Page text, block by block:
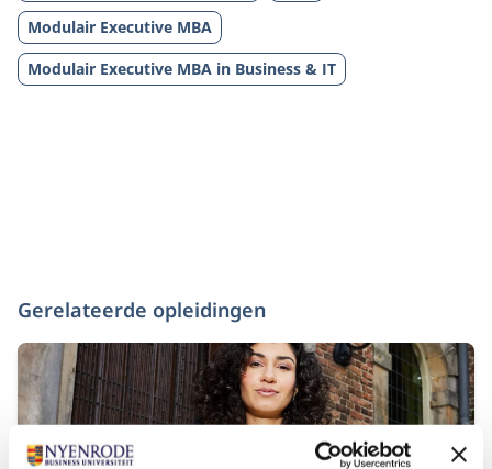
Modulair Executive MBA
Modulair Executive MBA in Business & IT
Gerelateerde opleidingen